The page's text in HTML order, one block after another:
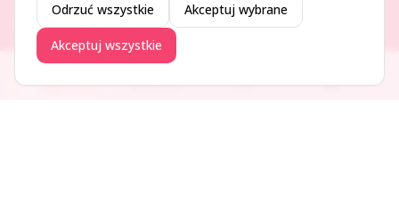
DODAJ I PROMUJ
Dodaj ogłoszenie
Dodaj firmę
Ogłoszenia Aktualności Firmy Blog
Odrzuć wszystkie Akceptuj wybrane
Akceptuj wszystkie